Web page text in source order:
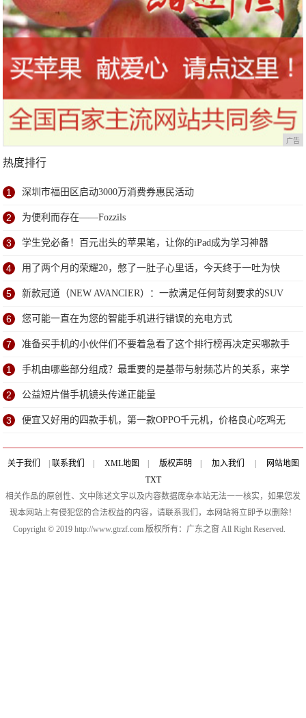
广告
热度排行
1 深圳市福田区启动3000万消费券惠民活动
2 为便利而存在——Fozzils
3 学生党必备！百元出头的苹果笔，让你的iPad成为学习神器
4 用了两个月的荣耀20，憋了一肚子心里话，今天终于一吐为快
5 新款冠道（NEW AVANCIER）：一款满足任何苛刻要求的SUV
6 您可能一直在为您的智能手机进行错误的充电方式
7 准备买手机的小伙伴们不要着急看了这个排行榜再决定买哪款手
机吧
1 手机由哪些部分组成？最重要的是基带与射频芯片的关系，来学
习下
2 公益短片借手机镜头传递正能量
3 便宜又好用的四款手机，第一款OPPO千元机，价格良心吃鸡无
压力
关于我们 联系我们 XML地图 版权声明 加入我们
网站地图
TXT
相关作品的原创性、文中陈述文字以及内容数据庞杂本站无法一一核实，如果您发
现本网站上有侵犯您的合法权益的内容，请联系我们，本网站将立即予以删除！
Copyright © 2019 http://www.gtrzf.com 版权所有：广东之窗 All Right Reserved.